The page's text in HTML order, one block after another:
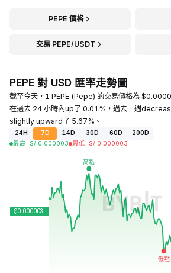
PEPE 價格
交易 PEPE/USDT
PEPE 對 USD 匯率走勢圖
截至今天，1 PEPE (Pepe) 的交易價格為
在過去 24 小時內up了 0.01%，過去一週
slightly upward了 5.67%。
24H 7D 14D 30D 60D
200D
最高: S/. 0.000003 最低: S/. 0.000003